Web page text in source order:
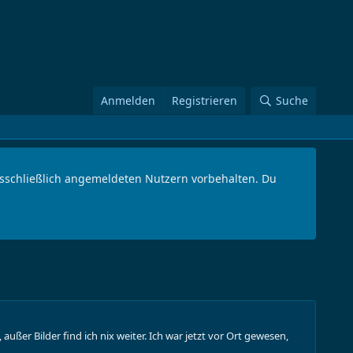
Anmelden Registrieren Suche
angemeldeten Nutzern vorbehalten. Du
Bilder find ich nix weiter. Ich war jetzt vor Ort gewesen,